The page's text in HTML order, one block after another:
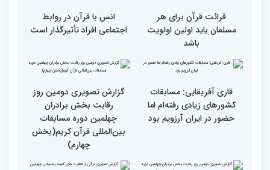
قرائت قرآن برای هر
مسلمان باید اولین اولویت
انس با قرآن در روابط
قاری آفریقایی: مسابقات
کشورهای زیادی رفته‌ام اما
گزارش تصویری دومین روز
رقابت بخش برادران
چهلمین دوره مسابقات
بین‌المللی قرآن کریم(بخش